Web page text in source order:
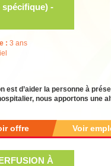
-
: 3 ans
d’aider la personne à
nous apportons une
offre Voir
À